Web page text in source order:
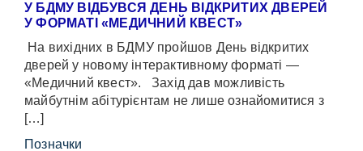
У БДМУ ВІДБУВСЯ ДЕНЬ ВІДКРИТИХ ДВЕРЕЙ
У ФОРМАТІ «МЕДИЧНИЙ КВЕСТ»
На вихідних в БДМУ пройшов День відкритих
дверей у новому інтерактивному форматі —
«Медичний квест». Захід дав можливість
майбутнім абітурієнтам не лише ознайомитися з
[…]
Позначки